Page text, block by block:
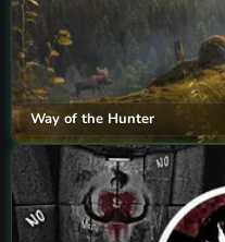
Way of the Hunter